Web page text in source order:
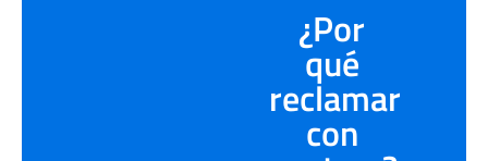
¿Por
qué
reclamar
con